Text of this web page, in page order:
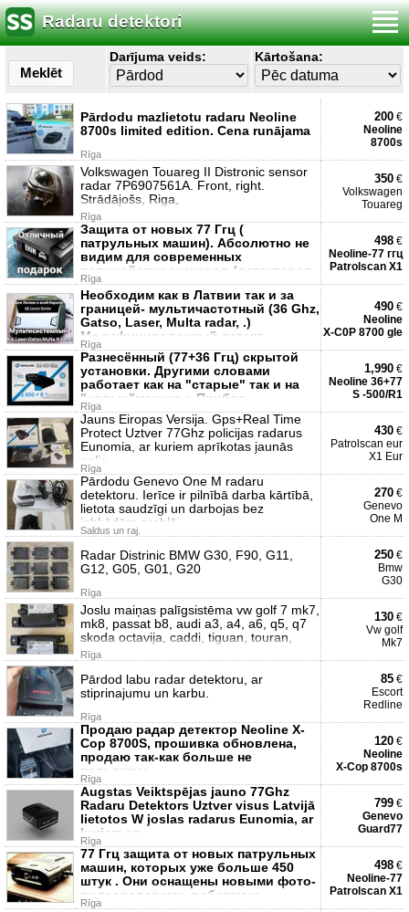
Radaru detektori
Meklēt
Darījuma veids: Kārtošana:
Pārdodu mazlietotu radaru Neoline
8700s limited edition. Cena runājama
Rīga
200 €
Neoline
8700s
Volkswagen Touareg II Distronic sensor
radar 7P6907561A. Front, right.
Strādājošs, Riga,
Rīga
350 €
Volkswagen
Touareg
Защита от новых 77 Ггц (
патрульных машин). Абсолютно не
видим для современных
полицейских сканеров (детекторов
радард
Rīga
498 €
Neoline-77 ггц
Patrolscan X1
Необходим как в Латвии так и за
границей- мультичастотный (36 Ghz,
Gatso, Laser, Multa radar, .)
Модифицированный детект
Rīga
490 €
Neoline
X-C0P 8700 gle
Разнесённый (77+36 Ггц) скрытой
установки. Другими словами
работает как на "старые" так и на
"новые"машины. Прибор
Rīga
1,990 €
Neoline 36+77
S -500/R1
Jauns Eiropas Versija. Gps+Real Time
Protect Uztver 77Ghz policijas radarus
Eunomia, ar kuriem aprīkotas jaunās
polic
Rīga
430 €
Patrolscan eur
X1 Eur
Pārdodu Genevo One M radaru
detektoru. Ierīce ir pilnībā darba kārtībā,
lietota saudzīgi un darbojas bez
jebkādām problē
Saldus un raj.
270 €
Genevo
One M
Radar Distrinic BMW G30, F90, G11,
G12, G05, G01, G20
Rīga
250 €
Bmw
G30
Joslu maiņas palīgsistēma vw golf 7 mk7,
mk8, passat b8, audi a3, a4, a6, q5, q7
skoda octavija, caddi, tiguan, touran,
Rīga
130 €
Vw golf
Mk7
Pārdod labu radar detektoru, ar
stiprinajumu un karbu.
Rīga
85 €
Escort
Redline
Продаю радар детектор Neoline X-
Cop 8700S, прошивка обновлена,
продаю так-как больше не
пользуюсь.
Rīga
120 €
Neoline
X-Cop 8700s
Augstas Veiktspējas jauno 77Ghz
Radaru Detektors Uztver visus Latvijā
lietotos W joslas radarus Eunomia, ar
kuriem ap
Rīga
799 €
Genevo
Guard77
77 Ггц защита от новых патрульных
машин, которых уже больше 450
штук . Они оснащены новыми фото-
видеорадарами, работающ
Rīga
498 €
Neoline-77
Patrolscan X1